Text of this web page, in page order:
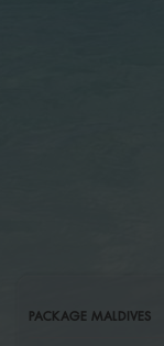
PACKAGE MALDIVES